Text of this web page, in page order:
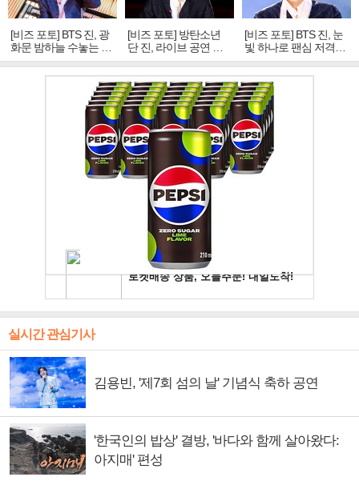
[비즈 포토] BTS 진, 광
화문 밤하늘 수놓는 '비
주얼 킹'의 열창
[비즈 포토] 방탄소년
단 진, 라이브 공연 중
빛나는 독보적 아우라
[비즈 포토] BTS 진, 눈
빛 하나로 팬심 저격…
독보적 카리스마
실시간 관심기사
김용빈, '제7회 섬의 날' 기념식 축하 공연
'한국인의 밥상' 결방, '바다와 함께 살아왔다:
아지매' 편성